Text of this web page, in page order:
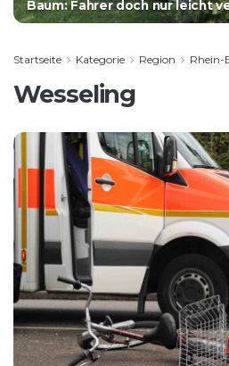
Baum: Fahrer doch nur leicht
Startseite Kategorie Region Rhein-
Wesseling